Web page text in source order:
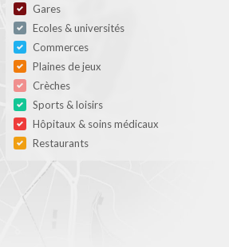
Gares
Ecoles & universités
Commerces
Plaines de jeux
Crèches
Sports & loisirs
Hôpitaux & soins médicaux
Restaurants